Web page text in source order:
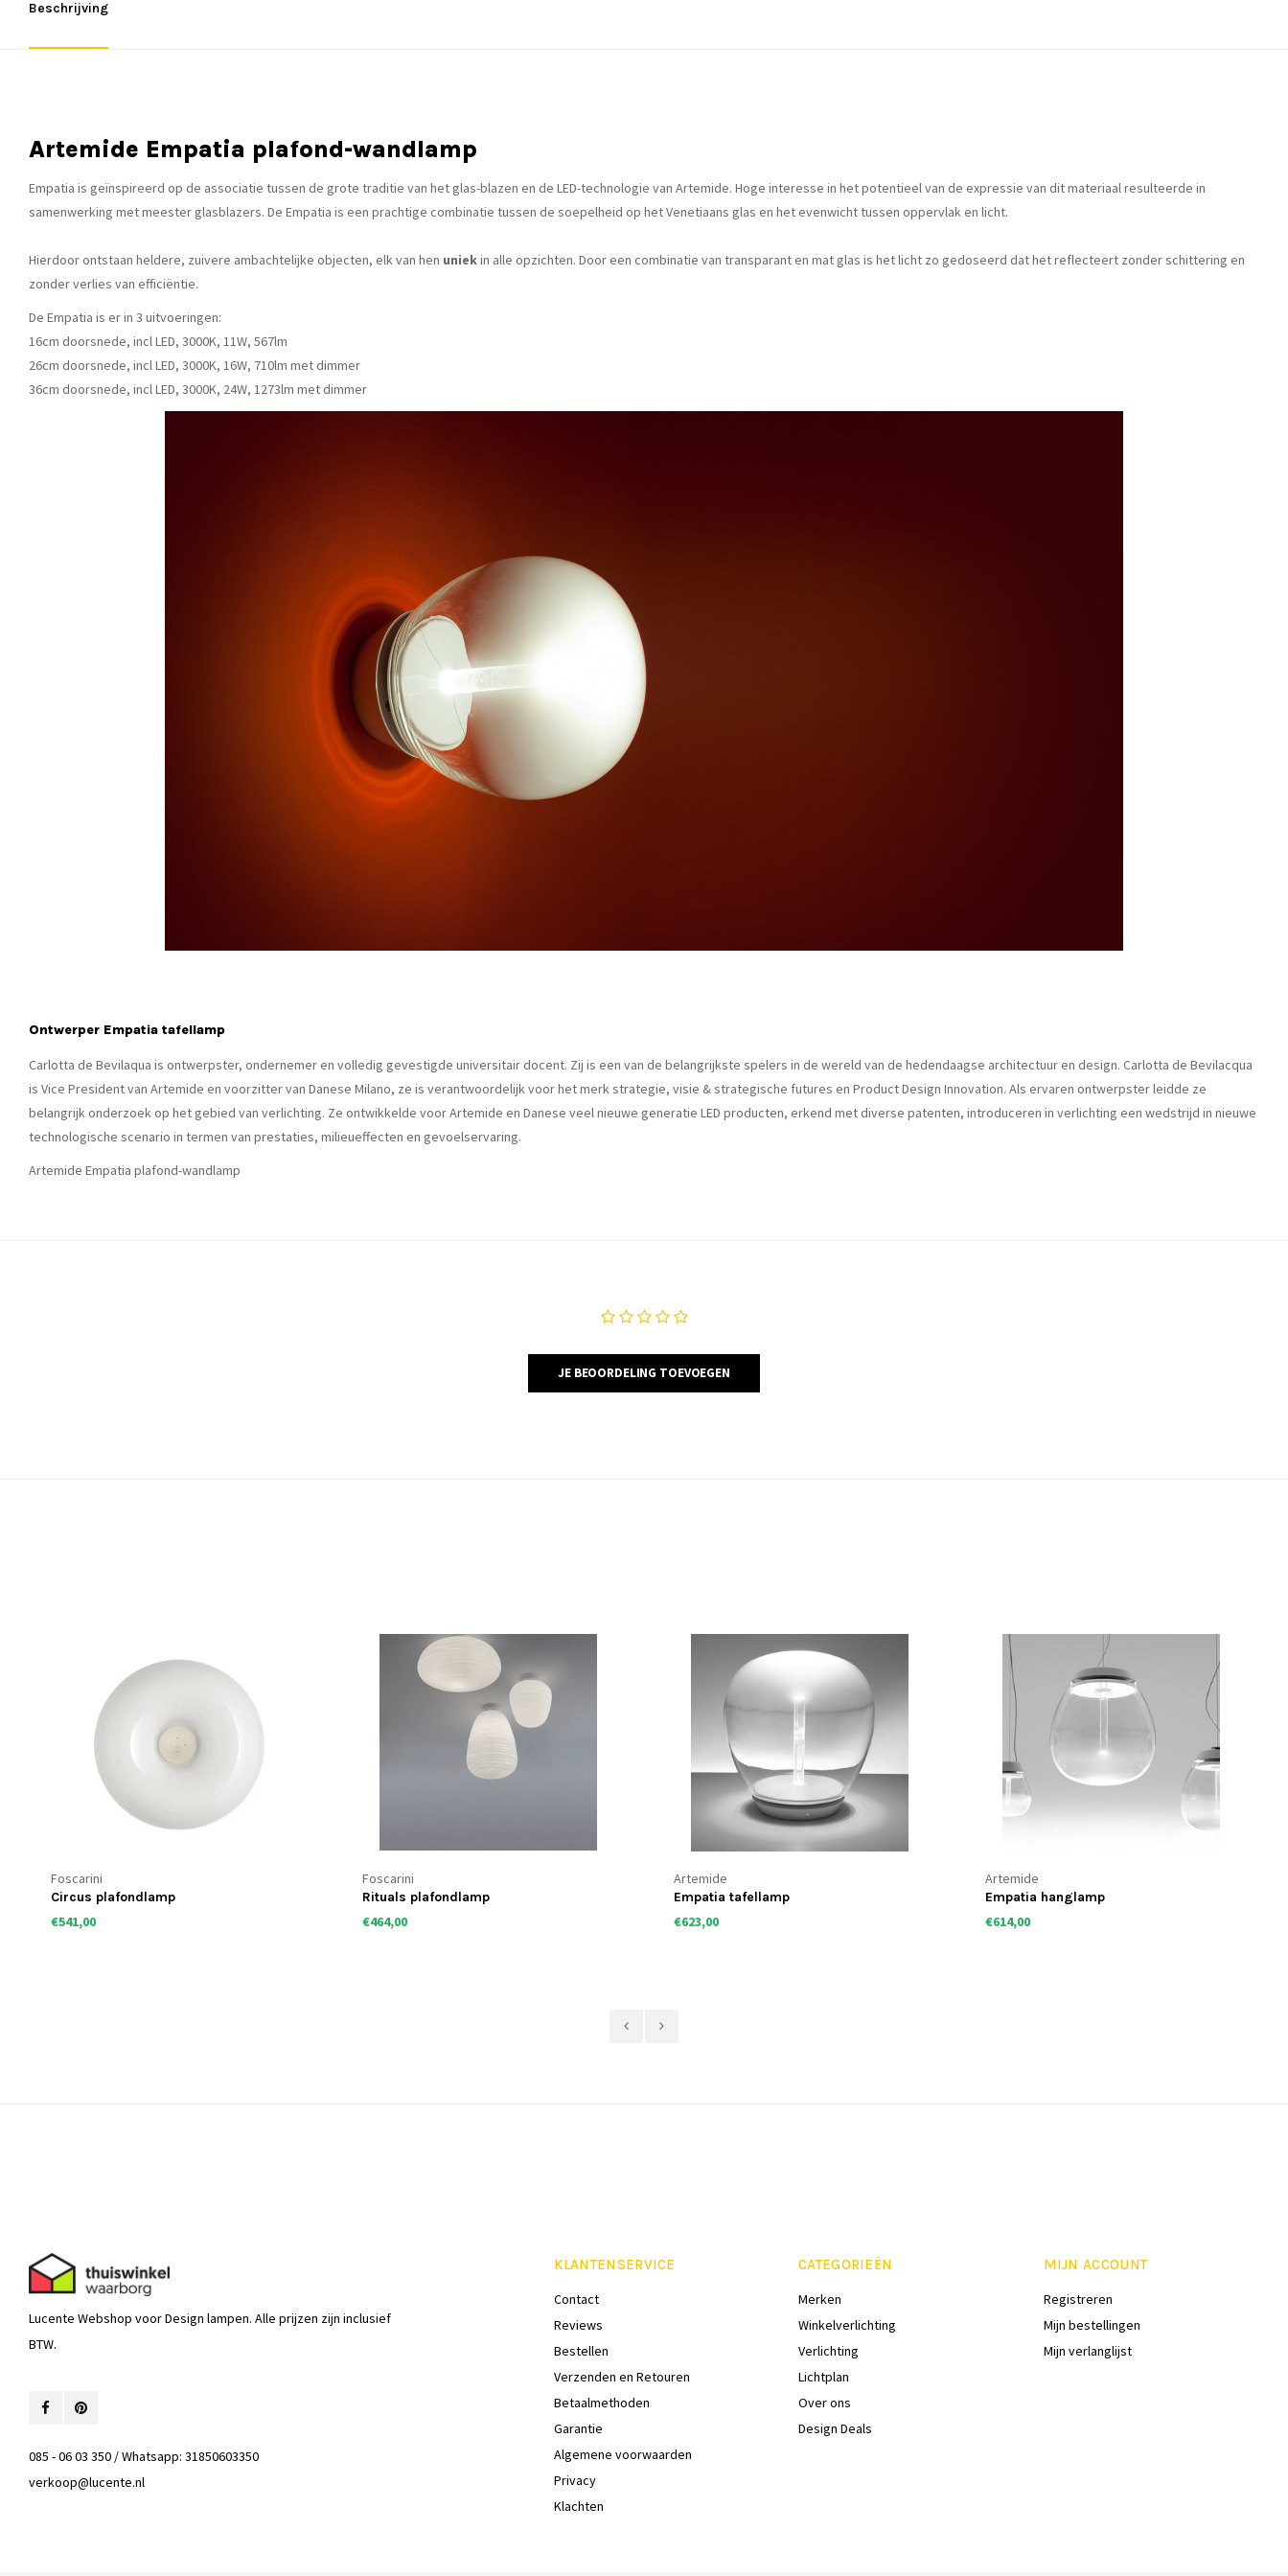
Beschrijving
Artemide Empatia plafond-wandlamp
Empatia is geïnspireerd op de associatie tussen de grote traditie van het glas-blazen en de LED-technologie van Artemide. Hoge interesse in het potentieel van de expressie van dit materiaal resulteerde in
samenwerking met meester glasblazers. De Empatia is een prachtige combinatie tussen de soepelheid op het Venetiaans glas en het evenwicht tussen oppervlak en licht.
Hierdoor ontstaan heldere, zuivere ambachtelijke objecten, elk van hen uniekin alle opzichten. Door een combinatie van transparant en mat glas is het licht zo gedoseerd dat het reflecteert zonder schittering en
zonder verlies van efficiëntie.
De Empatia is er in 3 uitvoeringen:
16cm doorsnede, incl LED, 3000K, 11W, 567lm
26cm doorsnede, incl LED, 3000K, 16W, 710lm met dimmer
36cm doorsnede, incl LED, 3000K, 24W, 1273lm met dimmer
Ontwerper Empatia tafellamp
Carlotta de Bevilaqua is ontwerpster, ondernemer en volledig gevestigde universitair docent. Zij is een van de belangrijkste spelers in de wereld van de hedendaagse architectuur en design. Carlotta de Bevilacqua
is Vice President van Artemide en voorzitter van Danese Milano, ze is verantwoordelijk voor het merk strategie, visie & strategische futures en Product Design Innovation. Als ervaren ontwerpster leidde ze
belangrijk onderzoek op het gebied van verlichting. Ze ontwikkelde voor Artemide en Danese veel nieuwe generatie LED producten, erkend met diverse patenten, introduceren in verlichting een wedstrijd in nieuwe
technologische scenario in termen van prestaties, milieueffecten en gevoelservaring.
Artemide Empatia plafond-wandlamp
JE BEOORDELING TOEVOEGEN
Foscarini
Circus plafondlamp
€541,00
Foscarini
Rituals plafondlamp
€464,00
Artemide
Empatia tafellamp
€623,00
Artemide
Empatia hanglamp
€614,00
Lucente Webshop voor Design lampen. Alle prijzen zijn inclusief
BTW.
085 - 06 03 350 / Whatsapp: 31850603350
verkoop@lucente.nl
KLANTENSERVICE
Contact
Reviews
Bestellen
Verzenden en Retouren
Betaalmethoden
Garantie
Algemene voorwaarden
Privacy
Klachten
CATEGORIEËN
Merken
Winkelverlichting
Verlichting
Lichtplan
Over ons
Design Deals
MIJN ACCOUNT
Registreren
Mijn bestellingen
Mijn verlanglijst